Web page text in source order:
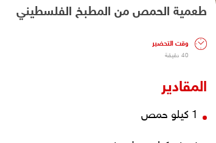
طعمية الحمص من المطبخ الفلسطيني
وقت التحضير
40 دقيقة
المقادير
1 كيلو حمص